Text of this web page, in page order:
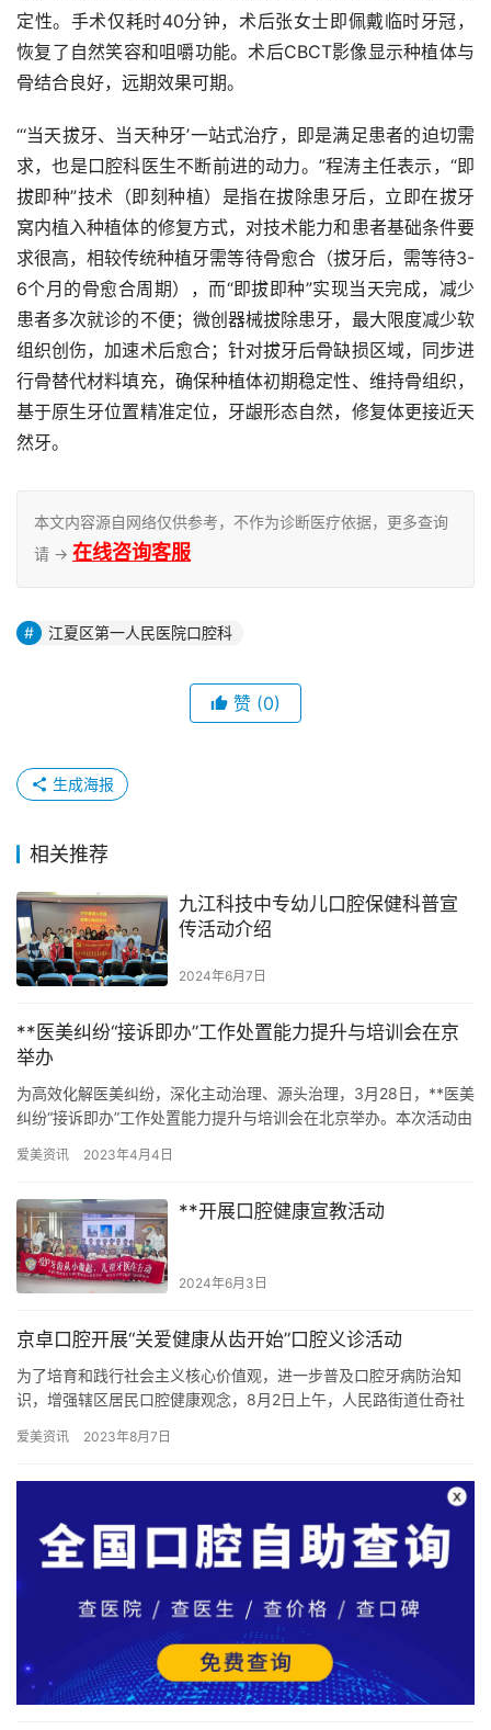
定性。手术仅耗时40分钟，术后张女士即佩戴临时牙冠，
恢复了自然笑容和咀嚼功能。术后CBCT影像显示种植体与
骨结合良好，远期效果可期。
“‘当天拔牙、当天种牙’一站式治疗，即是满足患者的迫切需
求，也是口腔科医生不断前进的动力。”程涛主任表示，“即
拔即种”技术（即刻种植）是指在拔除患牙后，立即在拔牙
窝内植入种植体的修复方式，对技术能力和患者基础条件要
求很高，相较传统种植牙需等待骨愈合（拔牙后，需等待3-
6个月的骨愈合周期），而“即拔即种”实现当天完成，减少
患者多次就诊的不便；微创器械拔除患牙，最大限度减少软
组织创伤，加速术后愈合；针对拔牙后骨缺损区域，同步进
行骨替代材料填充，确保种植体初期稳定性、维持骨组织，
基于原生牙位置精准定位，牙龈形态自然，修复体更接近天
然牙。
本文内容源自网络仅供参考，不作为诊断医疗依据，更多查询
请 → 在线咨询客服
江夏区第一人民医院口腔科
赞 (0)
生成海报
相关推荐
九江科技中专幼儿口腔保健科普宣
传活动介绍
2024年6月7日
**医美纠纷“接诉即办”工作处置能力提升与培训会在京
举办
为高效化解医美纠纷，深化主动治理、源头治理，3月28日，**医美
纠纷“接诉即办”工作处置能力提升与培训会在北京举办。本次活动由
爱美资讯 2023年4月4日
**开展口腔健康宣教活动
2024年6月3日
京卓口腔开展“关爱健康从齿开始”口腔义诊活动
为了培育和践行社会主义核心价值观，进一步普及口腔牙病防治知
识，增强辖区居民口腔健康观念，8月2日上午，人民路街道仕奇社
爱美资讯 2023年8月7日